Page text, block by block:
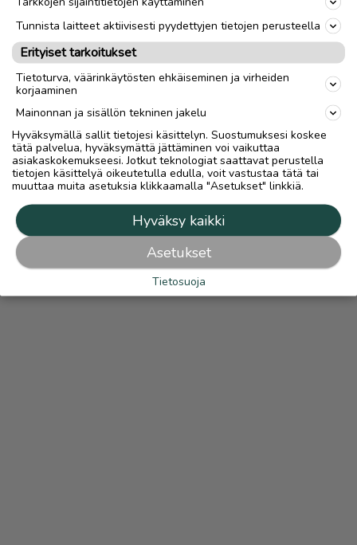
OTA YHTEYTTÄ ILMOITTAJAAN
Tunnista laitteet aktiivisesti pyydettyjen tietojen perusteella
Erityiset tarkoitukset
Tietoturva, väärinkäytösten ehkäiseminen ja virheiden
korjaaminen
Mainonnan ja sisällön tekninen jakelu
Hyväksymällä sallit tietojesi käsittelyn. Suostumuksesi koskee
tätä palvelua, hyväksymättä jättäminen voi vaikuttaa
asiakaskokemukseesi. Jotkut teknologiat saattavat perustella
tietojen käsittelyä oikeutetulla edulla, voit vastustaa tätä tai
muuttaa muita asetuksia klikkaamalla "Asetukset" linkkiä.
Hyväksy kaikki
Asetukset
Tietosuoja